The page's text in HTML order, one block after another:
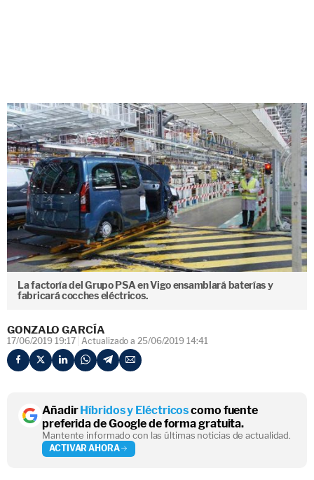
La factoría del Grupo PSA en Vigo ensamblará baterías y
fabricará cocches eléctricos.
GONZALO GARCÍA
17/06/2019 19:17 Actualizado a 25/06/2019 14:41
AñadirHíbridos y Eléctricoscomo fuente
preferida de Google de forma gratuita.
Mantente informado con las últimas noticias de actualidad.
ACTIVAR AHORA